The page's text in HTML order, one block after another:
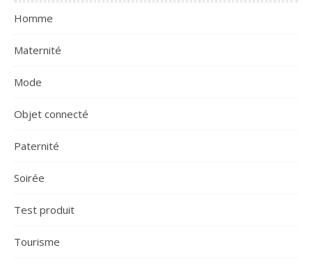
Homme
Maternité
Mode
Objet connecté
Paternité
Soirée
Test produit
Tourisme